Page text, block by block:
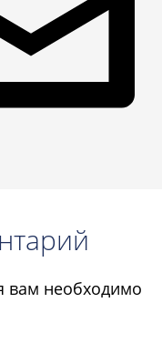
вам необходимо